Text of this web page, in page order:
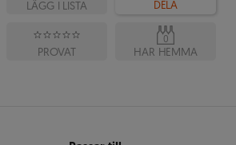
LÄGG I LISTA DELA
PROVAT
0
HAR HEMMA